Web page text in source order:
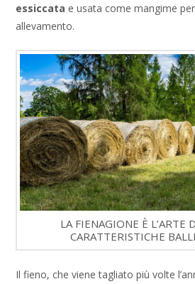
essiccata e usata come mangime
allevamento.
LA FIENAGIONE È L’ARTE
CARATTERISTICHE
Il fieno, che viene tagliato più volte